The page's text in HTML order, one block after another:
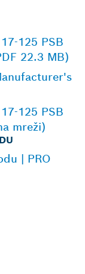
125 PSB
22.3 MB)
125 PSB
mreži)
| PRO